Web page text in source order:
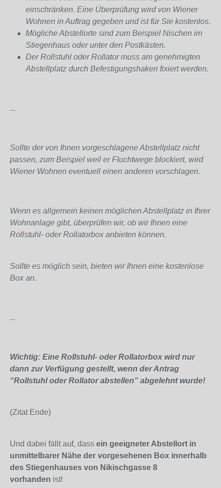
einschränken. Eine Überprüfung wird von Wiener
Wohnen in Auftrag gegeben und ist für Sie kostenlos.
Mögliche Abstellorte sind zum Beispiel Nischen im
Stiegenhaus oder unter den Postkästen.
Der Rollstuhl oder Rollator muss am genehmigten
Abstellplatz durch Befestigungshaken fixiert werden.
...
Sollte der von Ihnen vorgeschlagene Abstellplatz nicht
passen, zum Beispiel weil er Fluchtwege blockiert, wird
Wiener Wohnen eventuell einen anderen vorschlagen.
Wenn es allgemein keinen möglichen Abstellplatz in Ihrer
Wohnanlage gibt, überprüfen wir, ob wir Ihnen eine
Rollstuhl- oder Rollatorbox anbieten können.
Sollte es möglich sein, bieten wir Ihnen eine kostenlose
Box an.
...
Wichtig: Eine Rollstuhl- oder Rollatorbox wird nur
dann zur Verfügung gestellt, wenn der Antrag
“Rollstuhl oder Rollator abstellen” abgelehnt wurde!
(Zitat Ende)
Und dabei fällt auf, dass ein geeigneter Abstellort in
unmittelbarer Nähe der vorgesehenen Box innerhalb
des Stiegenhauses von Nikischgasse 8
vorhanden ist!